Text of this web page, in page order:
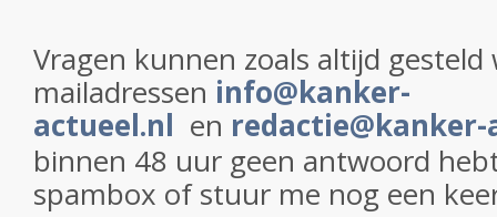
Vragen kunnen zoals altijd gesteld
mailadressen info@kanker-
actueel.nl en
binnen 48 uur geen antwoord
spambox of stuur me nog een